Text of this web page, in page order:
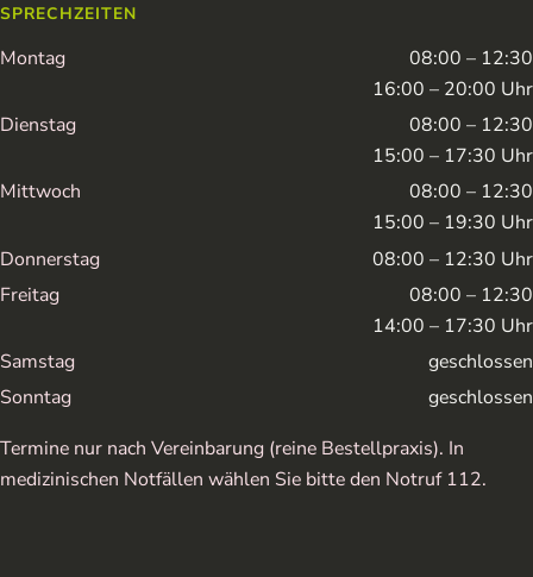
SPRECHZEITEN
Montag
08:00 – 12:30
16:00 – 20:00 Uhr
Dienstag
08:00 – 12:30
15:00 – 17:30 Uhr
Mittwoch
08:00 – 12:30
15:00 – 19:30 Uhr
Donnerstag
08:00 – 12:30 Uhr
Freitag
08:00 – 12:30
14:00 – 17:30 Uhr
Samstag
geschlossen
Sonntag
geschlossen
Termine nur nach Vereinbarung (reine Bestellpraxis). In
medizinischen Notfällen wählen Sie bitte den Notruf 112.